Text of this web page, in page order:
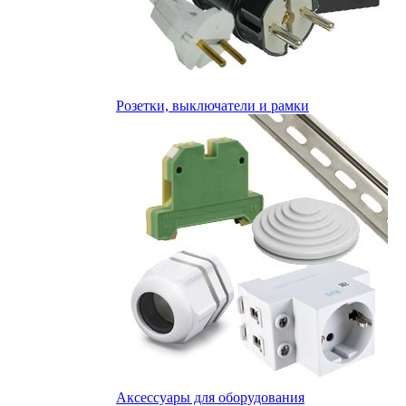
Розетки, выключатели и рамки
Аксессуары для оборудования